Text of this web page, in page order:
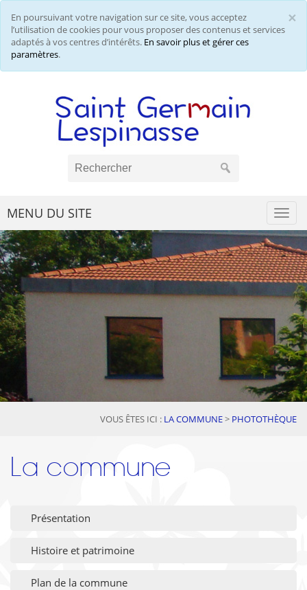
×
En poursuivant votre navigation sur ce site, vous acceptez
l’utilisation de cookies pour vous proposer des contenus et services
adaptés à vos centres d’intérêts. En savoir plus et gérer ces
paramètres.
MENU DU SITE
VOUS ÊTES ICI : LA COMMUNE> PHOTOTHÈQUE
La commune
Présentation
Histoire et patrimoine
Plan de la commune